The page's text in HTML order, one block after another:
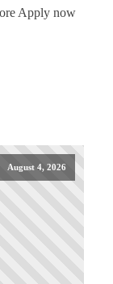
Apply now
August 4, 2026